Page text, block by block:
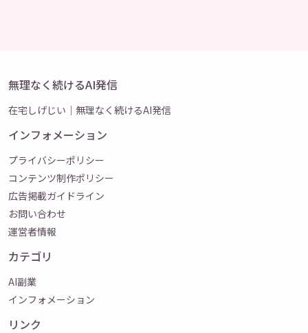
無理なく続けるAI発信
在宅しげじい｜無理なく続けるAI発信
インフォメーション
プライバシーポリシー
コンテンツ制作ポリシー
広告掲載ガイドライン
お問い合わせ
運営者情報
カテゴリ
AI副業
インフォメーション
リンク